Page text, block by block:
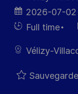
Date
d’affichage
2026-07-02
HiringFull time
Vélizy-